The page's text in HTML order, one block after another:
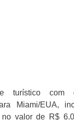
turístico com
Miami/EUA,
valor de R$